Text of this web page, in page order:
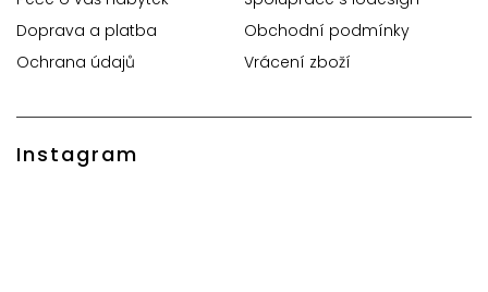
Doprava a platba
Obchodní podmínky
Ochrana údajů
Vrácení zboží
Instagram